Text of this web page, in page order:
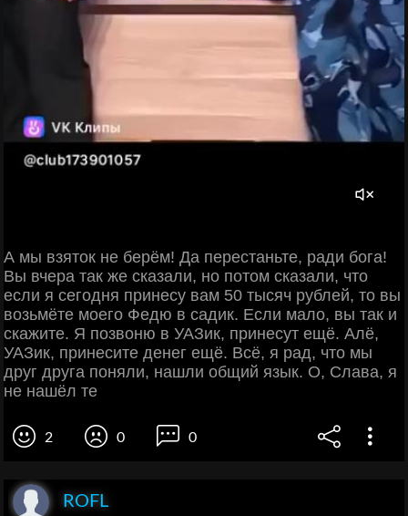
А мы взяток не берём! Да перестаньте, ради бога!
Вы вчера так же сказали, но потом сказали, что
если я сегодня принесу вам 50 тысяч рублей, то вы
возьмёте моего Федю в садик. Если мало, вы так и
скажите. Я позвоню в УАЗик, принесут ещё. Алё,
УАЗик, принесите денег ещё. Всё, я рад, что мы
друг друга поняли, нашли общий язык. О, Слава, я
не нашёл те
2 0 0
ROFL